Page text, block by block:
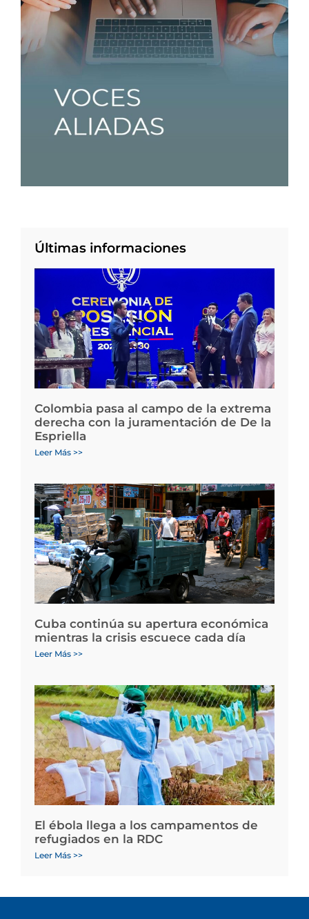
Últimas informaciones
Colombia pasa al campo de la extrema
derecha con la juramentación de De la
Espriella
Leer Más >>
Cuba continúa su apertura económica
mientras la crisis escuece cada día
Leer Más >>
El ébola llega a los campamentos de
refugiados en la RDC
Leer Más >>